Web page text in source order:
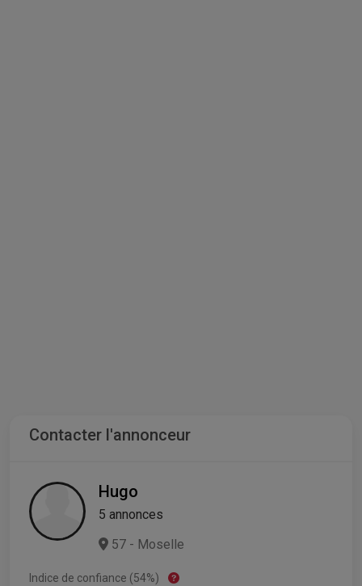
Contacter l'annonceur
Hugo
5 annonces
57 - Moselle
Indice de confiance (54%)